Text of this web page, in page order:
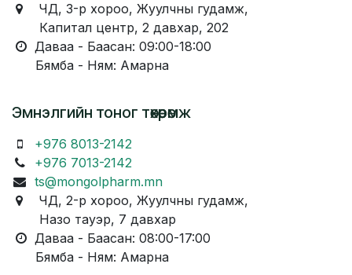
ЧД, 3-р хороо, Жуулчны гудамж,
Капитал центр, 2 давхар, 202
Даваа - Баасан: 09:00-18:00
Бямба - Ням: Амарна
Эмнэлгийн тоног төхөөрөмж
+976 8013-2142
+976 7013-2142
ts@mongolpharm.mn
ЧД, 2-р хороо, Жуулчны гудамж,
Назо тауэр, 7 давхар
Даваа - Баасан: 08:00-17:00
Бямба - Ням: Амарна